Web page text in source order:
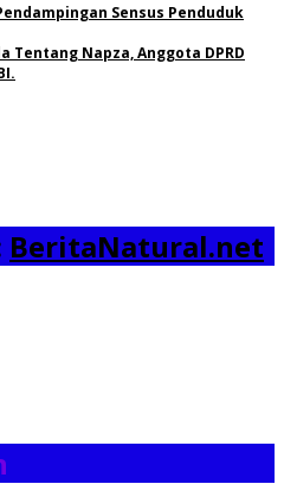
Sensus Penduduk
Tentang Napza, Anggota DPRD
BeritaNatural.net